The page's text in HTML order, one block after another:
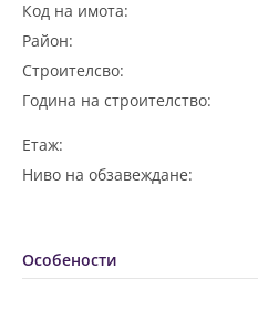
Код на имота:
Район:
Строителсво:
Година на строителство:
Етаж:
Ниво на обзавеждане:
Особености